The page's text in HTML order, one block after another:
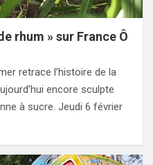
rhum » sur France Ô
retrace l’histoire de la
encore sculpte
à sucre. Jeudi 6 février